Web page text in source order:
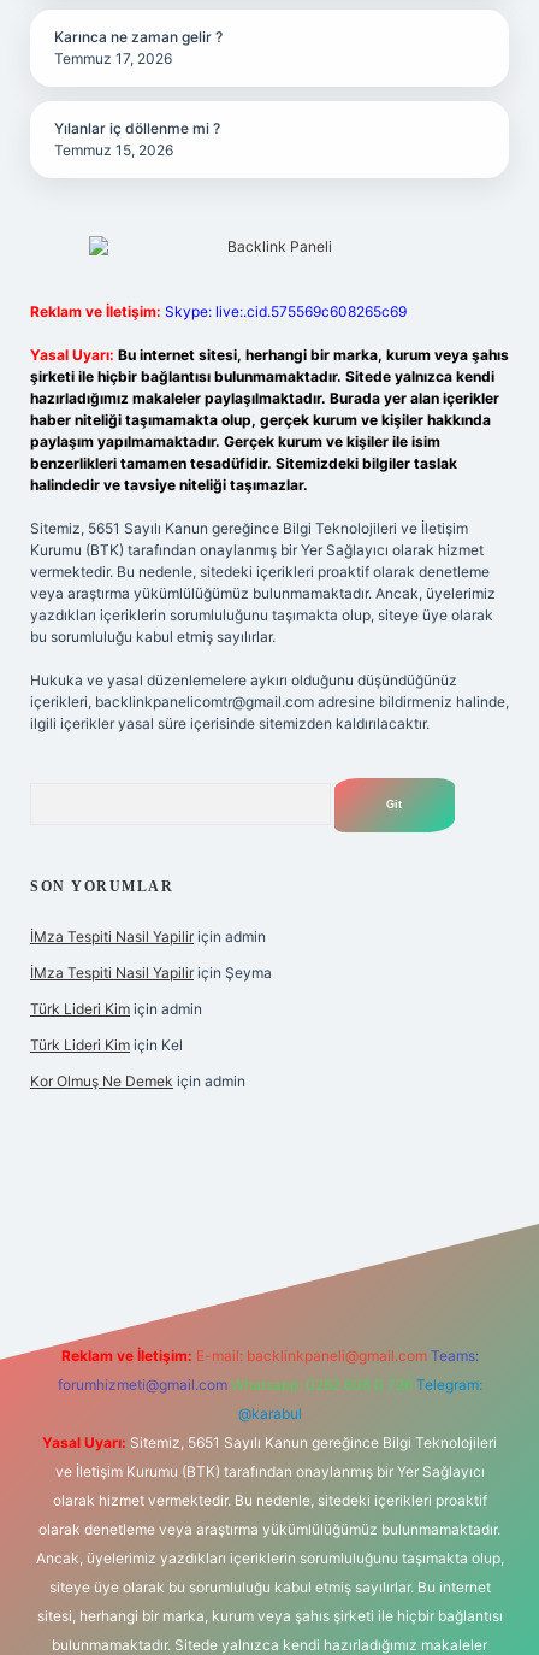
Karınca ne zaman gelir ?
Temmuz 17, 2026
Yılanlar iç döllenme mi ?
Temmuz 15, 2026
Reklam ve İletişim: Skype: live:.cid.575569c608265c69
Yasal Uyarı: Bu internet sitesi, herhangi bir marka, kurum veya şahıs
şirketi ile hiçbir bağlantısı bulunmamaktadır. Sitede yalnızca kendi
hazırladığımız makaleler paylaşılmaktadır. Burada yer alan içerikler
haber niteliği taşımamakta olup, gerçek kurum ve kişiler hakkında
paylaşım yapılmamaktadır. Gerçek kurum ve kişiler ile isim
benzerlikleri tamamen tesadüfidir. Sitemizdeki bilgiler taslak
halindedir ve tavsiye niteliği taşımazlar.
Sitemiz, 5651 Sayılı Kanun gereğince Bilgi Teknolojileri ve İletişim
Kurumu (BTK) tarafından onaylanmış bir Yer Sağlayıcı olarak hizmet
vermektedir. Bu nedenle, sitedeki içerikleri proaktif olarak denetleme
veya araştırma yükümlülüğümüz bulunmamaktadır. Ancak, üyelerimiz
yazdıkları içeriklerin sorumluluğunu taşımakta olup, siteye üye olarak
bu sorumluluğu kabul etmiş sayılırlar.
Hukuka ve yasal düzenlemelere aykırı olduğunu düşündüğünüz
içerikleri, backlinkpanelicomtr@gmail.com adresine bildirmeniz halinde,
ilgili içerikler yasal süre içerisinde sitemizden kaldırılacaktır.
SON YORUMLAR
İMza Tespiti Nasil Yapilir için admin
İMza Tespiti Nasil Yapilir için Şeyma
Türk Lideri Kim için admin
Türk Lideri Kim için Kel
Kor Olmuş Ne Demek için admin
Reklam ve İletişim: E-mail: backlinkpaneli@gmail.com Teams:
forumhizmeti@gmail.com Whatsapp: 0262 606 0 726 Telegram:
@karabul
Yasal Uyarı: Sitemiz, 5651 Sayılı Kanun gereğince Bilgi Teknolojileri
ve İletişim Kurumu (BTK) tarafından onaylanmış bir Yer Sağlayıcı
olarak hizmet vermektedir. Bu nedenle, sitedeki içerikleri proaktif
olarak denetleme veya araştırma yükümlülüğümüz bulunmamaktadır.
Ancak, üyelerimiz yazdıkları içeriklerin sorumluluğunu taşımakta olup,
siteye üye olarak bu sorumluluğu kabul etmiş sayılırlar. Bu internet
sitesi, herhangi bir marka, kurum veya şahıs şirketi ile hiçbir bağlantısı
bulunmamaktadır. Sitede yalnızca kendi hazırladığımız makaleler